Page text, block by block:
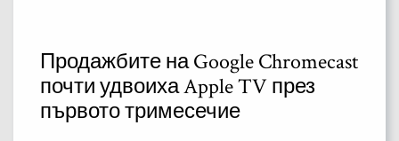
Продажбите на Google Chromecast
почти удвоиха Apple TV през
първото тримесечие